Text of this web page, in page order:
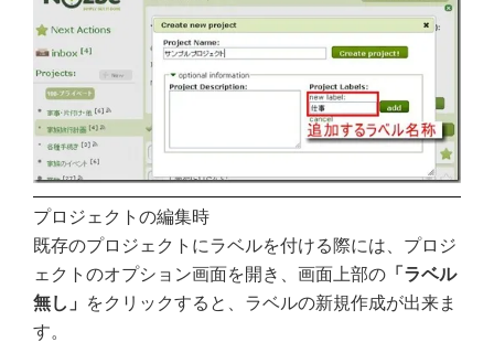
プロジェクトの編集時
既存のプロジェクトにラベルを付ける際には、プロジ
ェクトのオプション画面を開き、画面上部の 「ラベル
無し」
をクリックすると、ラベルの新規作成が出来ま
す。